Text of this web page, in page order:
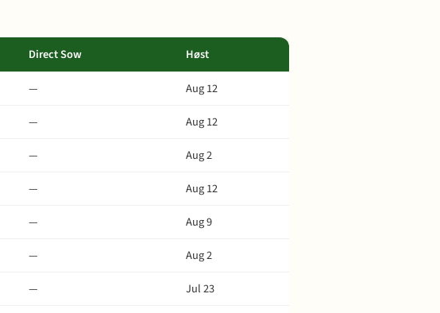
Direct Sow Høst
—
Aug 12
—
Aug 12
—
Aug 2
—
Aug 12
—
Aug 9
—
Aug 2
—
Jul 23